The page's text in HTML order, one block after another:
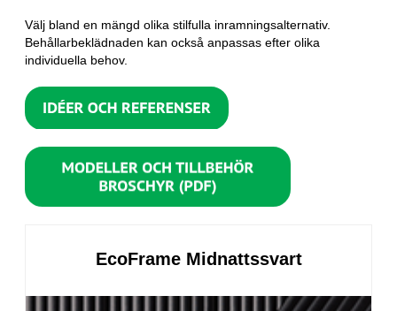
Välj bland en mängd olika stilfulla inramningsalternativ.
Behållarbeklädnaden kan också anpassas efter olika
individuella behov.
EcoFrame Midnattssvart